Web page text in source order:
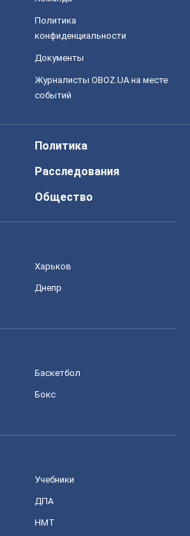
Политика
конфиденциальности
Документы
Журналисты OBOZ.UA на месте
событий
Политика
Расследования
Общество
Харьков
Днепр
Баскетбол
Бокс
Учебники
ДПА
НМТ